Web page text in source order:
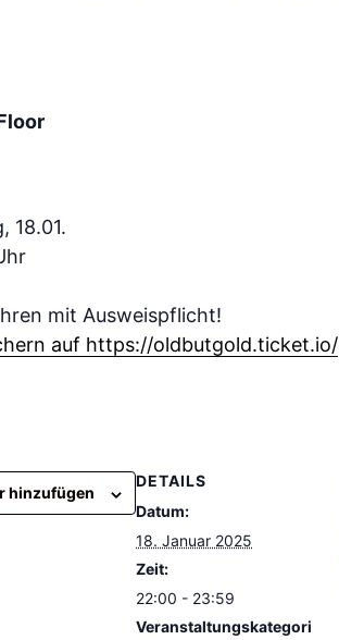
18.01.
mit Ausweispflicht!
auf https://oldbutgold.ticket.io/
hinzufügen
DETAILS
Datum:
18. Januar 2025
Zeit:
22:00 - 23:59
Veranstaltungskategori